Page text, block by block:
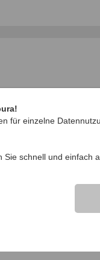
>>
für einzelne
Sie schnell und einfach